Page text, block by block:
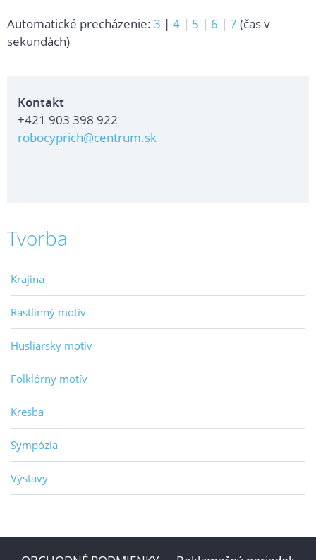
Automatické precházenie: 3 | 4 | 5 | 6 | 7 (čas v
sekundách)
Kontakt
+421 903 398 922
robocyprich@centrum.sk
Tvorba
Krajina
Rastlinný motív
Husliarsky motív
Folklórny motív
Kresba
Sympózia
Výstavy